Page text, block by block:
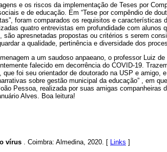
e os riscos da implementação de Teses por
e de educação. Em “Tese por compêndio de
foram comparados os requisitos e características
quatro entrevistas em profundidade com alunos
apresnetadas propostas ou critérios s serem
a qualidade, pertinência e diversidade dos
a um saudoso anpaeano, o professor Luiz
falecido em decorrência do COVID-19.
foi seu orientador de doutorado na USP e amigo,
sobre gestão municipal da educação” , em
Pessoa, realizada por suas amigas companheiras
Alves. Boa leitura!
vírus . Coimbra: Almedina, 2020. [ Links ]